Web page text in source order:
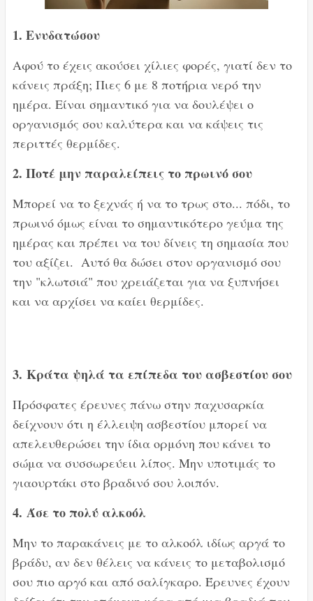
1. Ενυδατώσου
Αφού το έχεις ακούσει χίλιες φορές, γιατί δεν το
κάνεις πράξη; Πιες 6 με 8 ποτήρια νερό την
ημέρα. Είναι σημαντικό για να δουλέψει ο
οργανισμός σου καλύτερα και να κάψεις τις
περιττές θερμίδες.
2. Ποτέ μην παραλείπεις το πρωινό σου
Μπορεί να το ξεχνάς ή να το τρως στο... πόδι, το
πρωινό όμως είναι το σημαντικότερο γεύμα της
ημέρας και πρέπει να του δίνεις τη σημασία που
του αξίζει. Αυτό θα δώσει στον οργανισμό σου
την "κλωτσιά" που χρειάζεται για να ξυπνήσει
και να αρχίσει να καίει θερμίδες.
3. Κράτα ψηλά τα επίπεδα του ασβεστίου σου
Πρόσφατες έρευνες πάνω στην παχυσαρκία
δείχνουν ότι η έλλειψη ασβεστίου μπορεί να
απελευθερώσει την ίδια ορμόνη που κάνει το
σώμα να συσσωρεύειι λίπος. Μην υποτιμάς το
γιαουρτάκι στο βραδινό σου λοιπόν.
4. Άσε το πολύ αλκοόλ
Μην το παρακάνεις με το αλκοόλ ιδίως αργά το
βράδυ, αν δεν θέλεις να κάνεις το μεταβολισμό
σου πιο αργό και από σαλίγκαρο. Έρευνες έχουν